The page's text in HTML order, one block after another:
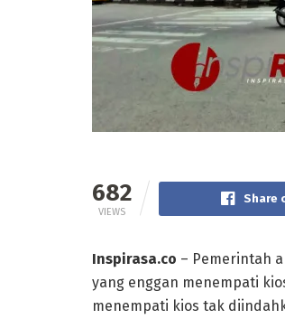
682
VIEWS
Share
Inspirasa.co – Pemerintah
yang enggan menempati
menempati kios tak